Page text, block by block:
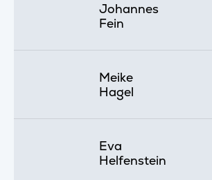
Johannes
Fein
Meike
Hagel
Eva
Helfenstein